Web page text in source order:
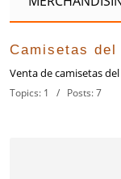
Camisetas del
Venta de camisetas
Topics: 1 / Posts: 7